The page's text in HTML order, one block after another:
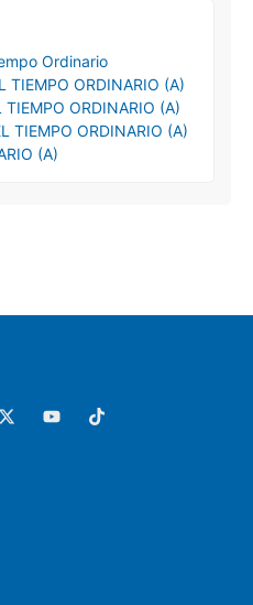
Ordinario
TIEMPO ORDINARIO (A)
TIEMPO ORDINARIO (A)
TIEMPO ORDINARIO (A)
(A)